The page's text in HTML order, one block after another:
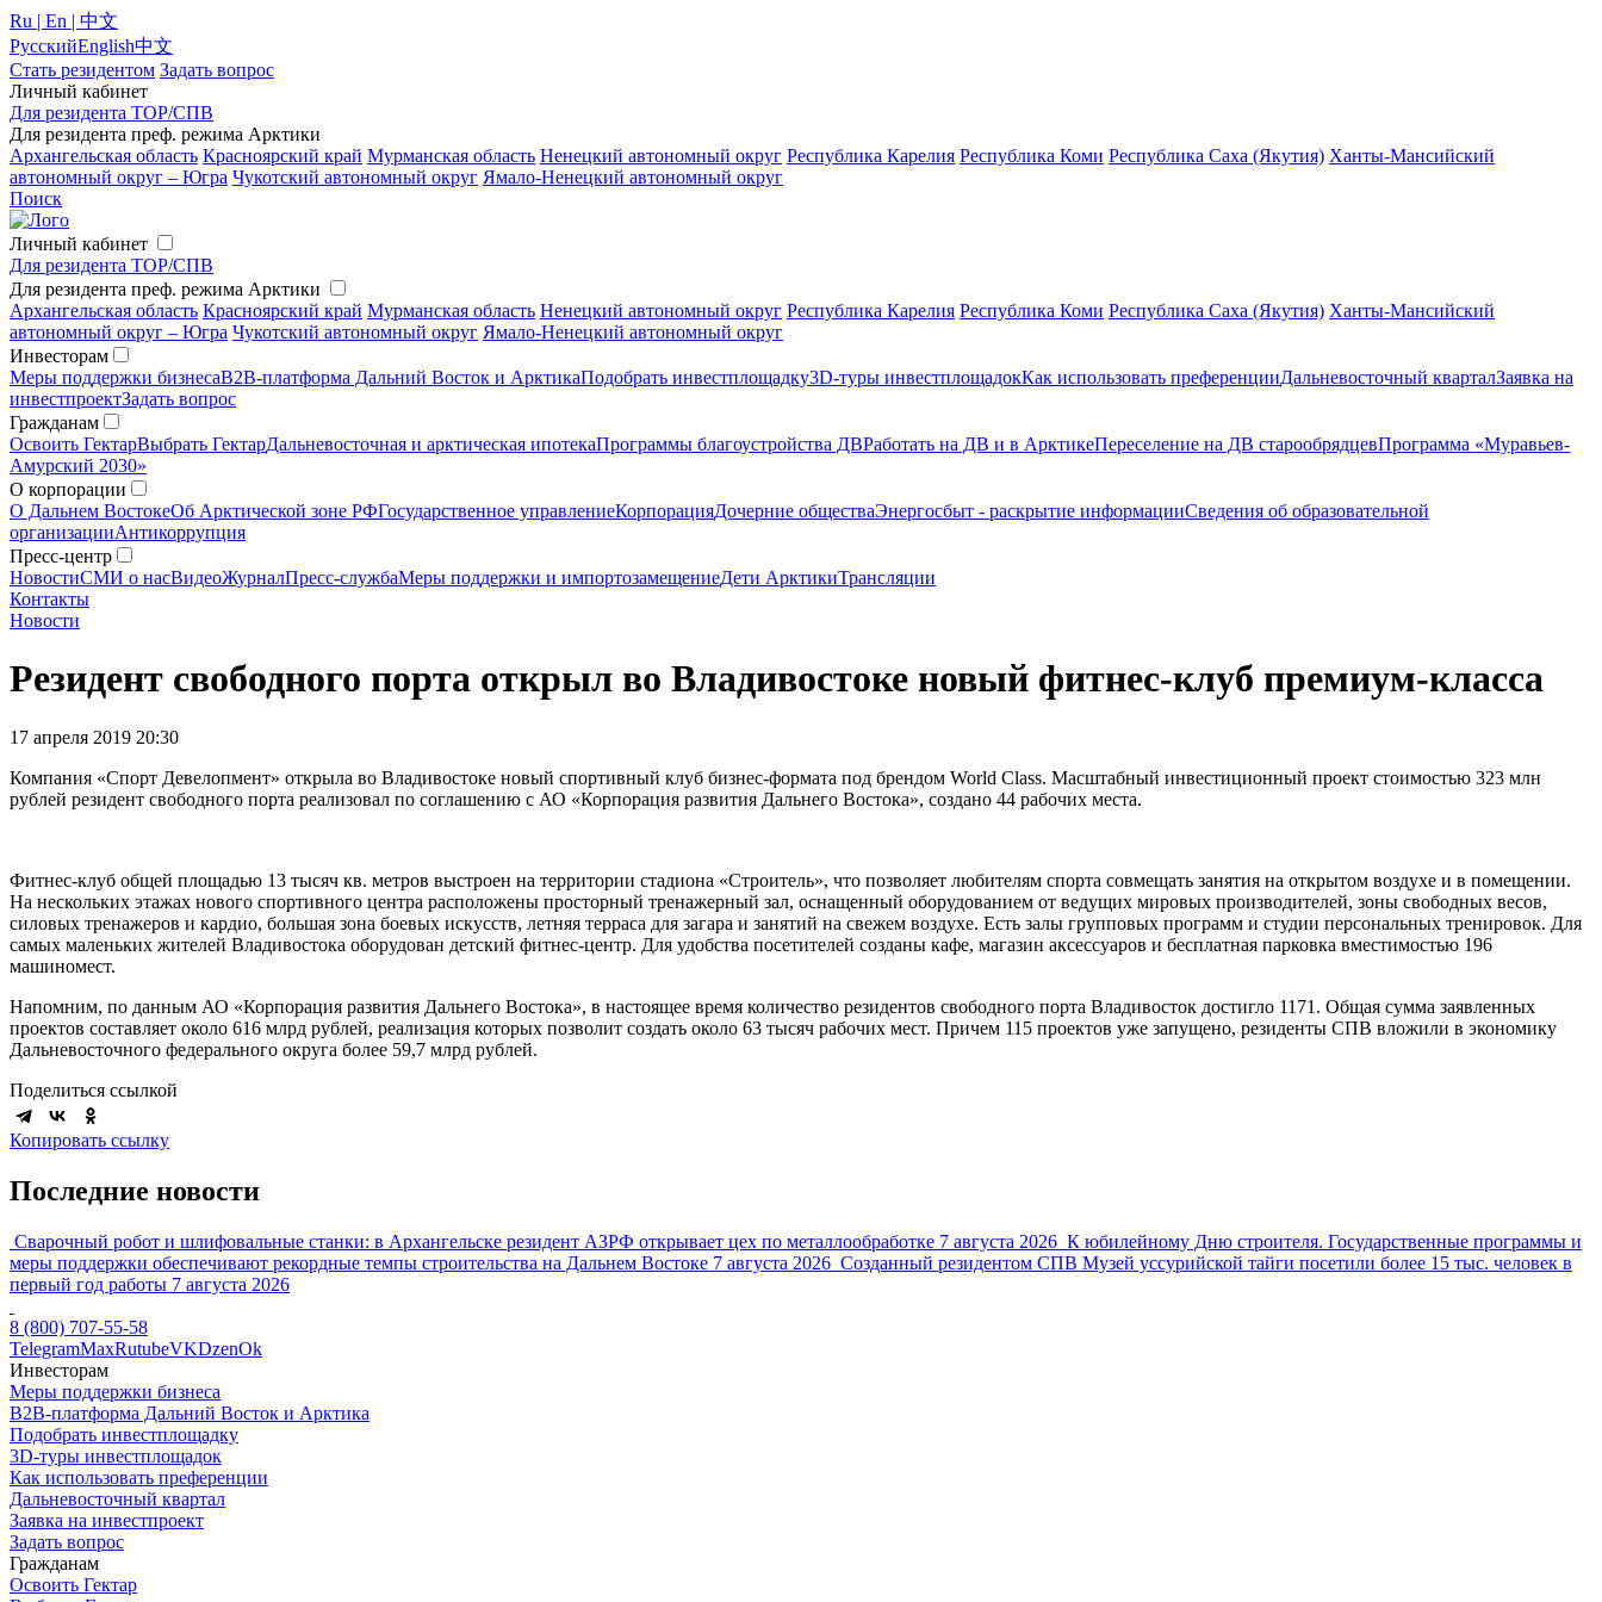
Ru | En | 中文
РусскийEnglish中文
Стать резидентом Задать вопрос
Личный кабинет
Для резидента ТОР/СПВ
Для резидента преф. режима Арктики
Архангельская область Красноярский край Мурманская область Ненецкий автономный округ Республика Карелия Республика Коми Республика Саха (Якутия) Ханты-Мансийский
автономный округ – Югра Чукотский автономный округ Ямало-Ненецкий автономный округ
Поиск
Личный кабинет
Для резидента ТОР/СПВ
Для резидента преф. режима Арктики
Архангельская область Красноярский край Мурманская область Ненецкий автономный округ Республика Карелия Республика Коми Республика Саха (Якутия) Ханты-Мансийский
автономный округ – Югра Чукотский автономный округ Ямало-Ненецкий автономный округ
Инвесторам
Меры поддержки бизнесаB2B-платформа Дальний Восток и АрктикаПодобрать инвестплощадку3D-туры инвестплощадокКак использовать преференцииДальневосточный кварталЗаявка на
инвестпроектЗадать вопрос
Гражданам
Освоить ГектарВыбрать ГектарДальневосточная и арктическая ипотекаПрограммы благоустройства ДВРаботать на ДВ и в АрктикеПереселение на ДВ старообрядцевПрограмма «Муравьев-
Амурский 2030»
О корпорации
О Дальнем ВостокеОб Арктической зоне РФГосударственное управлениеКорпорацияДочерние обществаЭнергосбыт - раскрытие информацииСведения об образовательной
организацииАнтикоррупция
Пресс-центр
НовостиСМИ о насВидеоЖурналПресс-службаМеры поддержки и импортозамещениеДети АрктикиТрансляции
Контакты
Новости
Резидент свободного порта открыл во Владивостоке новый фитнес-клуб премиум-класса
17 апреля 2019 20:30
Компания «Спорт Девелопмент» открыла во Владивостоке новый спортивный клуб бизнес-формата под брендом World Class. Масштабный инвестиционный проект стоимостью 323 млн
рублей резидент свободного порта реализовал по соглашению с АО «Корпорация развития Дальнего Востока», создано 44 рабочих места.
Фитнес-клуб общей площадью 13 тысяч кв. метров выстроен на территории стадиона «Строитель», что позволяет любителям спорта совмещать занятия на открытом воздухе и в помещении.
На нескольких этажах нового спортивного центра расположены просторный тренажерный зал, оснащенный оборудованием от ведущих мировых производителей, зоны свободных весов,
силовых тренажеров и кардио, большая зона боевых искусств, летняя терраса для загара и занятий на свежем воздухе. Есть залы групповых программ и студии персональных тренировок. Для
самых маленьких жителей Владивостока оборудован детский фитнес-центр. Для удобства посетителей созданы кафе, магазин аксессуаров и бесплатная парковка вместимостью 196
машиномест.
Напомним, по данным АО «Корпорация развития Дальнего Востока», в настоящее время количество резидентов свободного порта Владивосток достигло 1171. Общая сумма заявленных
проектов составляет около 616 млрд рублей, реализация которых позволит создать около 63 тысяч рабочих мест. Причем 115 проектов уже запущено, резиденты СПВ вложили в экономику
Дальневосточного федерального округа более 59,7 млрд рублей.
Поделиться ссылкой
Копировать ссылку
Последние новости
Сварочный робот и шлифовальные станки: в Архангельске резидент АЗРФ открывает цех по металлообработке 7 августа 2026 К юбилейному Дню строителя. Государственные программы и
меры поддержки обеспечивают рекордные темпы строительства на Дальнем Востоке 7 августа 2026 Созданный резидентом СПВ Музей уссурийской тайги посетили более 15 тыс. человек в
первый год работы 7 августа 2026
8 (800) 707-55-58
TelegramMaxRutubeVKDzenOk
Инвесторам
Меры поддержки бизнеса
B2B-платформа Дальний Восток и Арктика
Подобрать инвестплощадку
3D-туры инвестплощадок
Как использовать преференции
Дальневосточный квартал
Заявка на инвестпроект
Задать вопрос
Гражданам
Освоить Гектар